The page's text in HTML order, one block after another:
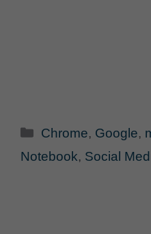
Categorie
Chrome, Google,
Notebook, Social